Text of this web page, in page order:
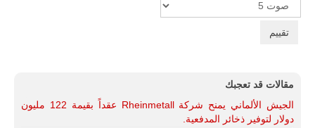
Rate
مقالات قد تعجبك
الجيش الألماني يمنح شركة Rheinmetall عقداً بقيمة 122 مليون
دولار لتوفير ذخائر المدفعية.